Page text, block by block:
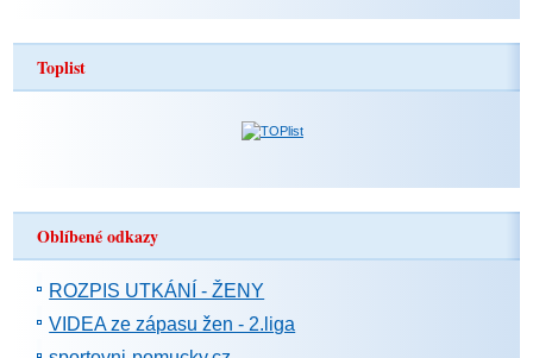
Toplist
Oblíbené odkazy
ROZPIS UTKÁNÍ - ŽENY
VIDEA ze zápasu žen - 2.liga